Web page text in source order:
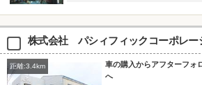
株式会社 パシィフィックコーポレー
距離:3.4km
車の購入からアフターフォ
へ